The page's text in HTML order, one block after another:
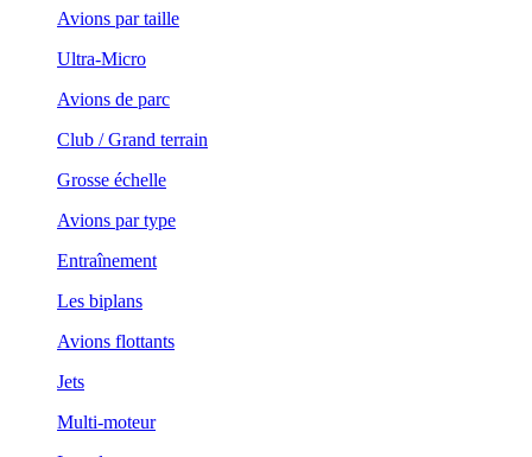
Avions par taille
Ultra-Micro
Avions de parc
Club / Grand terrain
Grosse échelle
Avions par type
Entraînement
Les biplans
Avions flottants
Jets
Multi-moteur